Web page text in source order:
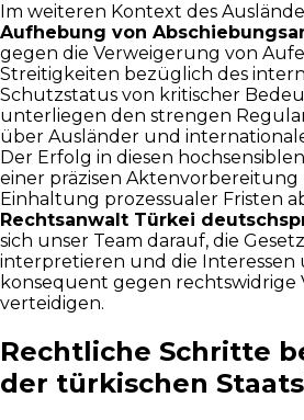
Im weiteren Kontext des
Aufhebung von
gegen die Verweigerung von
Streitigkeiten bezüglich des
Schutzstatus von kritischer
unterliegen den strengen
über Ausländer und
Der Erfolg in diesen
einer präzisen
Einhaltung prozessualer Fristen
Rechtsanwalt Türkei
sich unser Team darauf, die
interpretieren und die Interessen
konsequent gegen rechtswidrige
verteidigen.
Rechtliche Schritte
der türkischen